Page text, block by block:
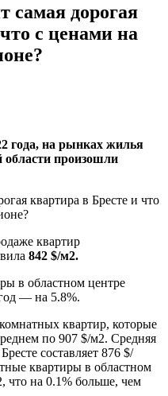
самая дорогая
с ценами на
года, на рынках жилья
области произошли
квартир
842 $/м2.
в областном центре
— на 5.8%.
квартир, которые
по 907 $/м2. Средняя
составляет 876 $/
квартиры в областном
что на 0.1% больше, чем